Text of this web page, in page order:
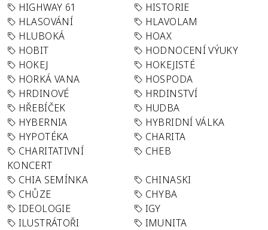
HIGHWAY 61
HISTORIE
HLASOVÁNÍ
HLAVOLAM
HLUBOKÁ
HOAX
HOBIT
HODNOCENÍ VÝUKY
HOKEJ
HOKEJISTÉ
HORKÁ VANA
HOSPODA
HRDINOVÉ
HRDINSTVÍ
HŘEBÍČEK
HUDBA
HYBERNIA
HYBRIDNÍ VÁLKA
HYPOTÉKA
CHARITA
CHARITATIVNÍ
KONCERT
CHEB
CHIA SEMÍNKA
CHINASKI
CHŮZE
CHYBA
IDEOLOGIE
IGY
ILUSTRÁTOŘI
IMUNITA